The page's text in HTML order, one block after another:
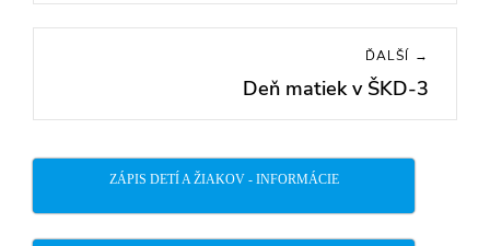
ĎALŠÍ →
post:
Deň matiek v ŠKD-3
ZÁPIS DETÍ A ŽIAKOV - INFORMÁCIE